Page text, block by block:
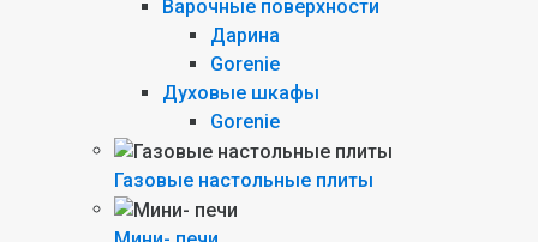
Варочные поверхности
Дарина
Gorenie
Духовые шкафы
Gorenie
Газовые настольные плиты